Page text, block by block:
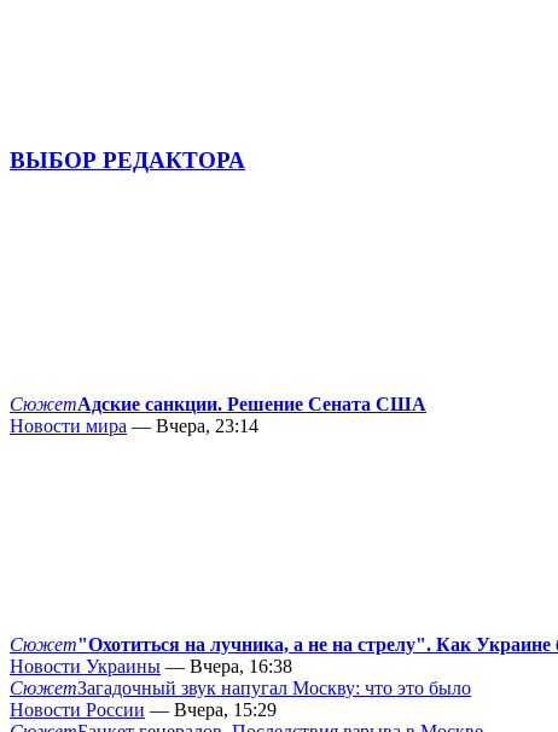
ВЫБОР РЕДАКТОРА
СюжетАдские санкции. Решение Сената США
Новости мира — Вчера, 23:14
Сюжет"Охотиться на лучника, а не на стрелу". Как Украине
Новости Украины — Вчера, 16:38
СюжетЗагадочный звук напугал Москву: что это было
Новости России — Вчера, 15:29